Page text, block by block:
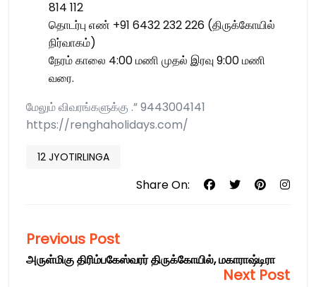
814 112
தொடர்பு எண் +91 6432 232 226 (திருக்கோயில்
நிர்வாகம்)
நேரம் காலை 4:00 மணி முதல் இரவு 9:00 மணி
வரை.
மேலும் விவரங்களுக்கு .” 9443004141
https://renghaholidays.com/
12 JYOTIRLINGA
Share On:
Previous Post
அருள்மிகு திரிம்பகேஸ்வரர் திருக்கோயில், மகாராஷ்டிரா
Next Post